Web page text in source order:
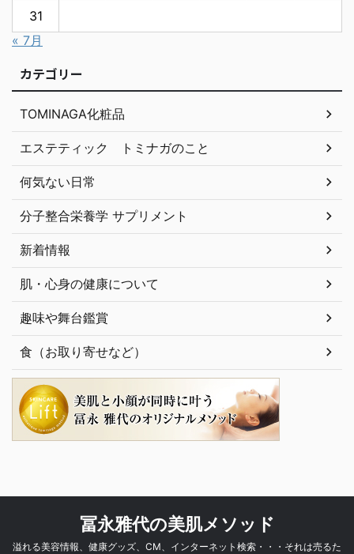
31
« 7月
カテゴリー
TOMINAGA化粧品
エステティック トミナガのこと
何気ない日常
分子整合栄養学 サプリメント
新着情報
肌・心身の健康について
趣味や舞台鑑賞
食（お取り寄せなど）
冨永雅代の美肌メソッド
溢れる美容情報、健康グッズ、CM、インターネット検索・・・それは売るた